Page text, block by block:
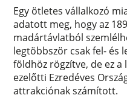
Egy ötletes vállalkozó
adatott meg, hogy az
madártávlatból
legtöbbször csak fel- és
földhöz rögzítve, de ez a
ezelőtti Ezredéves
attrakciónak számított.